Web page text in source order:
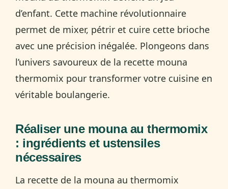
d’enfant. Cette machine révolutionnaire
permet de mixer, pétrir et cuire cette brioche
avec une précision inégalée. Plongeons dans
l’univers savoureux de la recette mouna
thermomix pour transformer votre cuisine en
véritable boulangerie.
Réaliser une mouna au thermomix
: ingrédients et ustensiles
nécessaires
La recette de la mouna au thermomix